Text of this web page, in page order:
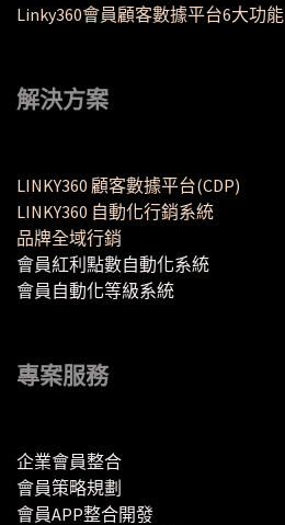
Linky360會員顧客數據平台6大功能
解決方案
LINKY360 顧客數據平台(CDP)
LINKY360 自動化行銷系統
品牌全域行銷
會員紅利點數自動化系統
會員自動化等級系統
專案服務
企業會員整合
會員策略規劃
會員APP整合開發